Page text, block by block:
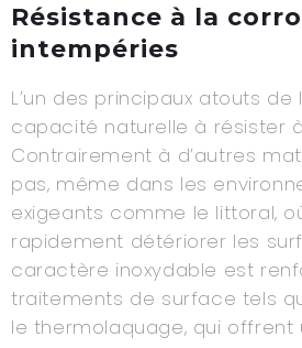
Résistance à la
intempéries
L’un des principaux atouts de
capacité naturelle à résister
Contrairement à d’autres
pas, même dans les
exigeants comme le littoral,
rapidement détériorer les
caractère inoxydable est
traitements de surface tels
le thermolaquage, qui